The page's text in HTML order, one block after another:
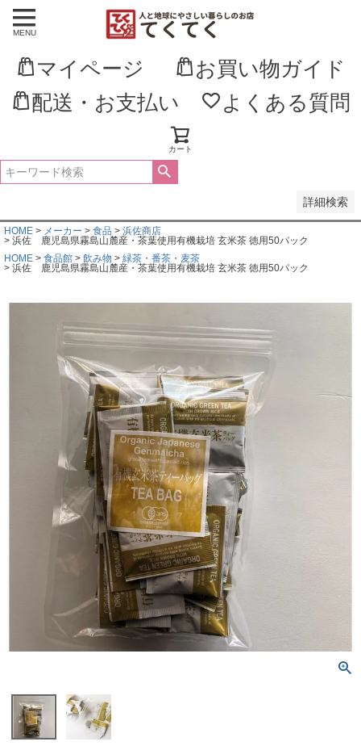
MENU
マイページ
お買い物ガイド
配送・お支払い
よくある質問
カート
詳細検索
新着順
登録順
価格が高い順
優先度順
HOME メーカー 食品
浜佐商店
浜佐 鹿児島県霧島山麓産・茶葉使用有機栽培 玄米茶 徳用50パック
HOME
食品館 飲み物
緑茶・番茶・麦茶
浜佐 鹿児島県霧島山麓産・茶葉使用有機栽培 玄米茶 徳用50パック